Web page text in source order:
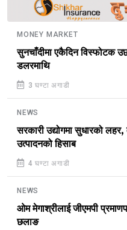
MONEY MARKET
सुनचाँदीमा एकैदिन विस्फोटक
डलरमाथि
3 घण्टा अगाडी
NEWS
सरकारी उद्योगमा सुधारको
उत्पादनको हिसाब
4 घण्टा अगाडी
NEWS
ओम मेगाश्रीलाई जीएमपी
छलाङ